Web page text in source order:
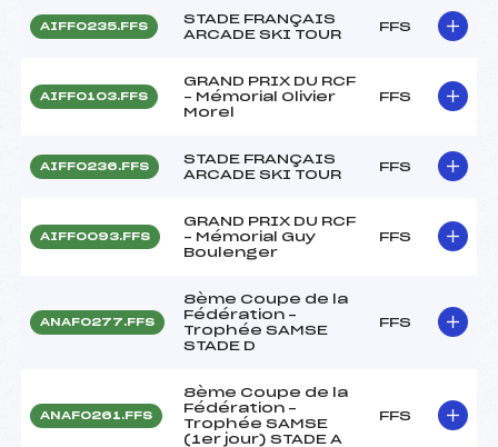
AIFF0235.FFS
STADE FRANÇAIS
ARCADE SKI TOUR
FFS
AIFF0103.FFS
GRAND PRIX DU RCF
– Mémorial Olivier
Morel
FFS
AIFF0236.FFS
STADE FRANÇAIS
ARCADE SKI TOUR
FFS
AIFF0093.FFS
GRAND PRIX DU RCF
– Mémorial Guy
Boulenger
FFS
ANAF0277.FFS
8ème Coupe de la
Fédération –
Trophée SAMSE
STADE D
FFS
ANAF0261.FFS
8ème Coupe de la
Fédération –
Trophée SAMSE
(1er jour) STADE A
FFS